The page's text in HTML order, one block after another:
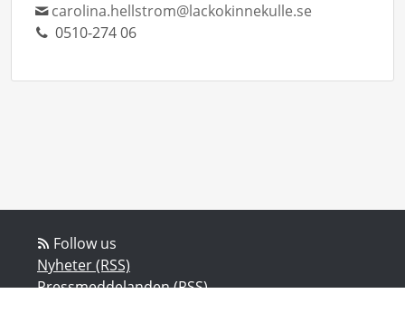
carolina.hellstrom@lackokinnekulle.se
0510-274 06
Follow us
Nyheter (RSS)
Pressmeddelanden (RSS)